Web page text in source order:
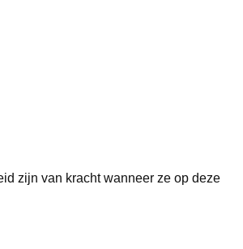
zijn van kracht wanneer ze op deze